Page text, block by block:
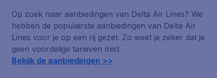
Op zoek naar aanbiedingen van Delta Air Lines? We
hebben de populairste aanbiedingen van Delta Air
Lines voor je op een rij gezet. Zo weet je zeker dat je
geen voordelige tarieven mist.
Bekijk de aanbiedingen >>